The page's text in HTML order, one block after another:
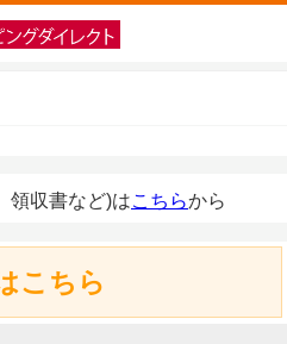
領収書など)はこちらから
こちら